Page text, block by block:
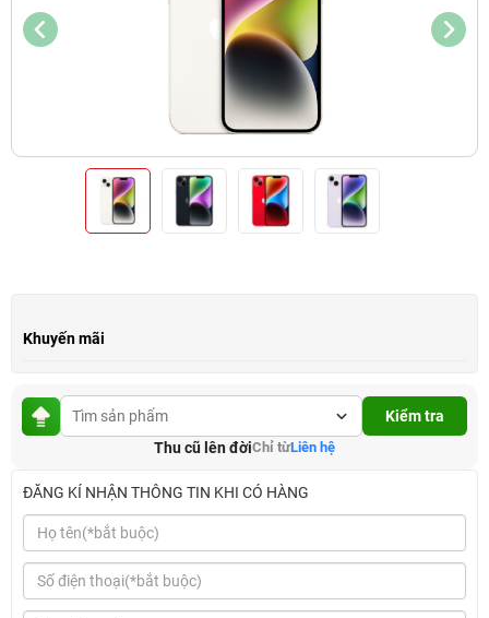
Khuyến mãi
Kiểm tra
Thu cũ lên đờiChỉ từLiên hệ
ĐĂNG KÍ NHẬN THÔNG TIN KHI CÓ HÀNG